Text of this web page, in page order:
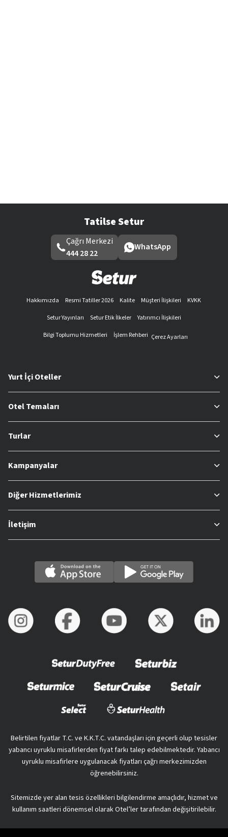
Tatilse Setur
Çağrı Merkezi
444 28 22
WhatsApp
Hakkımızda Resmi Tatiller 2026 Kalite Müşteri İlişkileri
KVKK
Setur Yayınları
Setur Etik İlkeler
Yatırımcı İlişkileri
Bilgi Toplumu Hizmetleri
İşlem Rehberi Çerez Ayarları
Yurt İçi Oteller
Otel Temaları
Turlar
Kampanyalar
Diğer Hizmetlerimiz
İletişim
Belirtilen fiyatlar T.C. ve K.K.T.C. vatandaşları için geçerli olup tesisler
yabancı uyruklu misafirlerden fiyat farkı talep edebilmektedir. Yabancı
uyruklu misafirlere uygulanacak fiyatları çağrı merkezimizden
öğrenebilirsiniz.
Sitemizde yer alan tesis özellikleri bilgilendirme amaçlıdır, hizmet ve
kullanım saatleri dönemsel olarak Otel’ler tarafından değişitirilebilir.